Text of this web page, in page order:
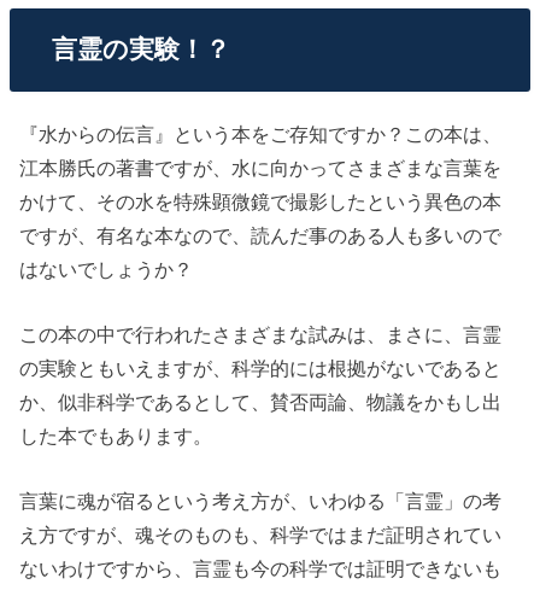
言霊の実験！？
『水からの伝言』という本をご存知ですか？この本は、
江本勝氏の著書ですが、水に向かってさまざまな言葉を
かけて、その水を特殊顕微鏡で撮影したという異色の本
ですが、有名な本なので、読んだ事のある人も多いので
はないでしょうか？
この本の中で行われたさまざまな試みは、まさに、言霊
の実験ともいえますが、科学的には根拠がないであると
か、似非科学であるとして、賛否両論、物議をかもし出
した本でもあります。
言葉に魂が宿るという考え方が、いわゆる「言霊」の考
え方ですが、魂そのものも、科学ではまだ証明されてい
ないわけですから、言霊も今の科学では証明できないも